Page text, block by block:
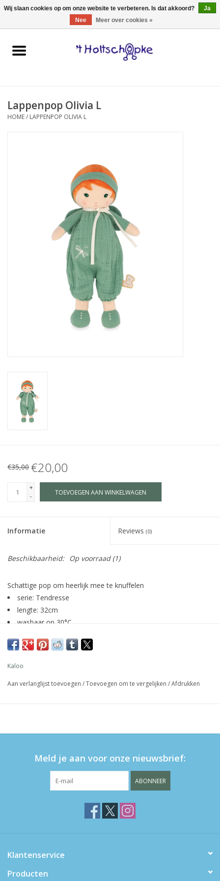
0 Artikelen - €0,00
Home
spellen
eten & drinken
Merken
Lappenpop Olivia L
HOME/ LAPPENPOP OLIVIA L
€35,00 €20,00
+
-
TOEVOEGEN AAN WINKELWAGEN
Informatie Reviews (0)
Beschikbaarheid: Op voorraad(1)
Schattige pop om heerlijk mee te knuffelen
serie: Tendresse
lengte: 32cm
wasbaar op 30°C
Kaloo
Aan verlanglijst toevoegen /Toevoegen om te vergelijken /Afdrukken
Meld je aan voor onze nieuwsbrief:
ABONNEER
Klantenservice
Producten
Wij slaan cookies op om onze website te verbeteren. Is dat akkoord?
Ja
Nee
Meer over cookies »